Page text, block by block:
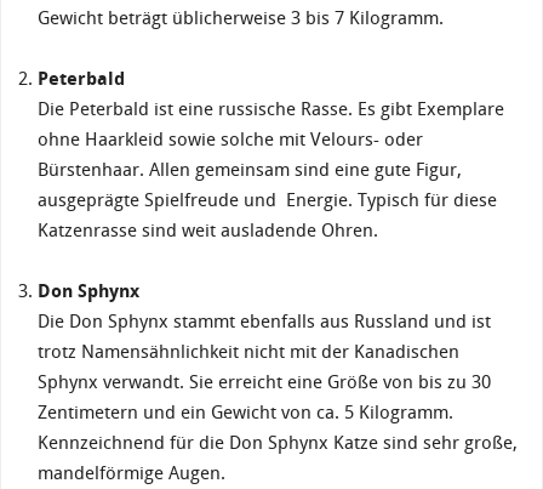
Gewicht beträgt üblicherweise 3 bis 7 Kilogramm.
Peterbald
Die Peterbald ist eine russische Rasse. Es gibt Exemplare
ohne Haarkleid sowie solche mit Velours- oder
Bürstenhaar. Allen gemeinsam sind eine gute Figur,
ausgeprägte Spielfreude und Energie. Typisch für diese
Katzenrasse sind weit ausladende Ohren.
Don Sphynx
Die Don Sphynx stammt ebenfalls aus Russland und ist
trotz Namensähnlichkeit nicht mit der Kanadischen
Sphynx verwandt. Sie erreicht eine Größe von bis zu 30
Zentimetern und ein Gewicht von ca. 5 Kilogramm.
Kennzeichnend für die Don Sphynx Katze sind sehr große,
mandelförmige Augen.